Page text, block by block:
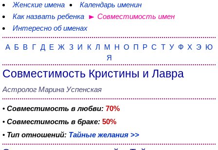
Женские имена
Календарь именин
Как назвать ребенка
Совместимость имен
Интересно об именах
А Б В Г Д Е Ж З И К Л М Н О П Р С Т У Ф Х Э Ю
Я
Совместимость Кристины и Лавра
Астролог Марина Успенская
• Совместимость в любви: 70%
• Совместимость в браке: 50%
• Тип отношений: Тайные желания >>